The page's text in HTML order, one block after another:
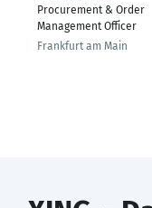
Procurement & Order
Management Officer
Frankfurt am Main